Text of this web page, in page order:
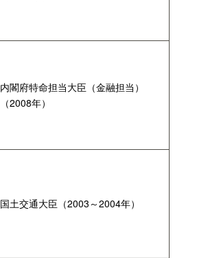
内閣府特命担当大臣（金融担当）
（2008年）
国土交通大臣（2003～2004年）